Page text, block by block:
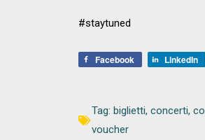
#staytuned
Facebook LinkedIn
Tag: biglietti, concerti,
voucher